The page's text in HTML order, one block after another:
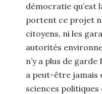
démocratie qu’est
portent ce projet
citoyens, ni les
autorités
n’y a plus de
a peut-être jamais
sciences politiques